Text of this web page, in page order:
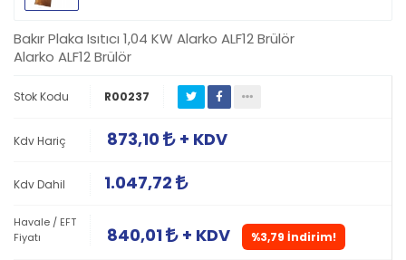
Bakır Plaka Isıtıcı 1,04 KW Alarko ALF12 Brülör
Alarko ALF12 Brülör
Stok Kodu R00237
Kdv Hariç 873,10 + KDV
Kdv Dahil 1.047,72
Havale / EFT
Fiyatı
840,01 + KDV %3,79 İndirim!